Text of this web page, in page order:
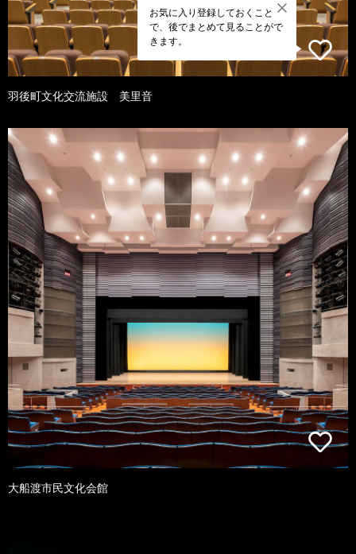
お気に入り登録しておくこと
で、後でまとめて見ることがで
きます。
羽後町文化交流施設 美里音
大船渡市民文化会館